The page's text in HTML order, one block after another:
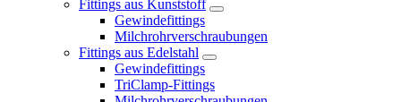
Fittings aus Kunststoff
Gewindefittings
Milchrohrverschraubungen
Fittings aus Edelstahl
Gewindefittings
TriClamp-Fittings